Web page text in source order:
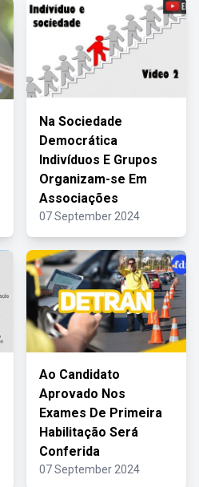
Na Sociedade
Democrática
Indivíduos E Grupos
Organizam-se Em
Associações
07 September 2024
Ao Candidato
Aprovado Nos
Exames De Primeira
Habilitação Será
Conferida
07 September 2024